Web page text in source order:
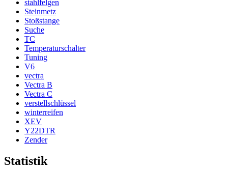
stahlfelgen
Steinmetz
Stoßstange
Suche
TC
Temperaturschalter
Tuning
V6
vectra
Vectra B
Vectra C
verstellschlüssel
winterreifen
XEV
Y22DTR
Zender
Statistik